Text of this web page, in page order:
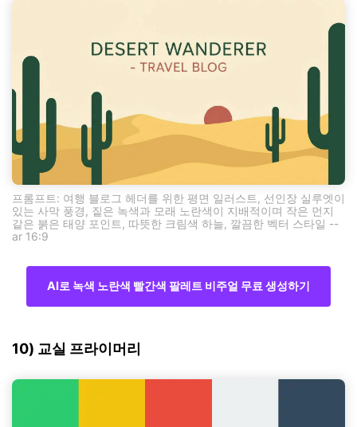
프롬프트: 여행 블로그 헤더를 위한 평면 일러스트, 선인장 실루엣이
있는 사막 풍경, 짙은 녹색과 모래 노란색이 지배적이며 작은 먼지
같은 붉은 태양 포인트, 따뜻한 크림색 하늘, 깔끔한 벡터 스타일 --
ar 16:9
AI로 녹색 노란색 빨간색 팔레트 비주얼 무료 생성하기
10) 교실 프라이머리